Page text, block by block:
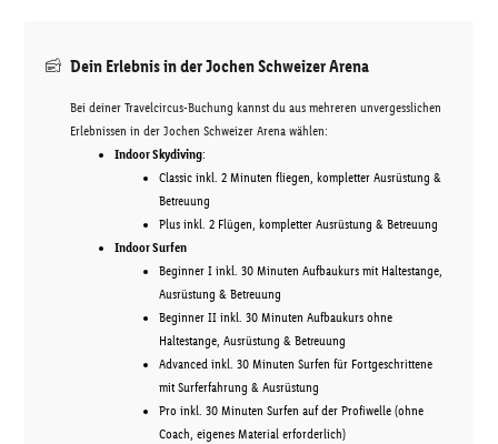
Dein Erlebnis in der Jochen Schweizer Arena
Bei deiner Travelcircus-Buchung kannst du aus mehreren unvergesslichen
Erlebnissen in der Jochen Schweizer Arena wählen:
Indoor Skydiving:
Classic inkl. 2 Minuten fliegen, kompletter Ausrüstung &
Betreuung
Plus inkl. 2 Flügen, kompletter Ausrüstung & Betreuung
Indoor Surfen
Beginner I inkl. 30 Minuten Aufbaukurs mit Haltestange,
Ausrüstung & Betreuung
Beginner II inkl. 30 Minuten Aufbaukurs ohne
Haltestange, Ausrüstung & Betreuung
Advanced inkl. 30 Minuten Surfen für Fortgeschrittene
mit Surferfahrung & Ausrüstung
Pro inkl. 30 Minuten Surfen auf der Profiwelle (ohne
Coach, eigenes Material erforderlich)